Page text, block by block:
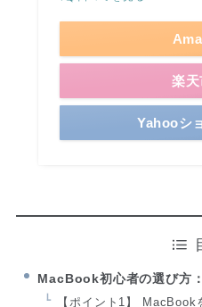
楽
Yahooシ
MacBook初心者の選び方
【ポイント1】 MacBook